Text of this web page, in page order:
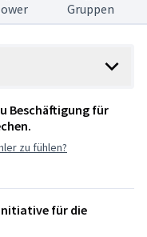
Gruppen
Beschäftigung für
zu fühlen?
für die